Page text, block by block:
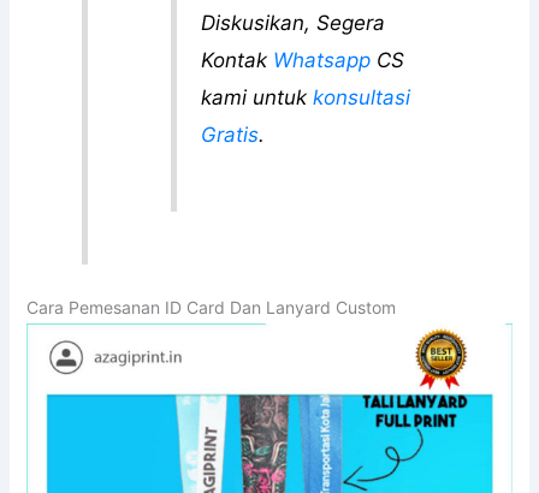
Diskusikan, Segera
Kontak Whatsapp CS
kami untukkonsultasi
Gratis.
Cara Pemesanan ID Card Dan Lanyard Custom